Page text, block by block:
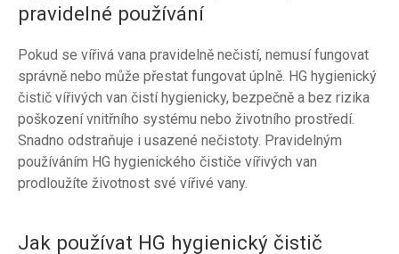
pravidelné používání
Pokud se vířivá vana pravidelně nečistí, nemusí fungovat
správně nebo může přestat fungovat úplně. HG hygienický
čistič vířivých van čistí hygienicky, bezpečně a bez rizika
poškození vnitřního systému nebo životního prostředí.
Snadno odstraňuje i usazené nečistoty. Pravidelným
používáním HG hygienického čističe vířivých van
prodloužíte životnost své vířivé vany.
Jak používat HG hygienický čistič